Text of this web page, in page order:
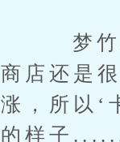
梦竹竖
商店还是
涨，所以‘
的样子